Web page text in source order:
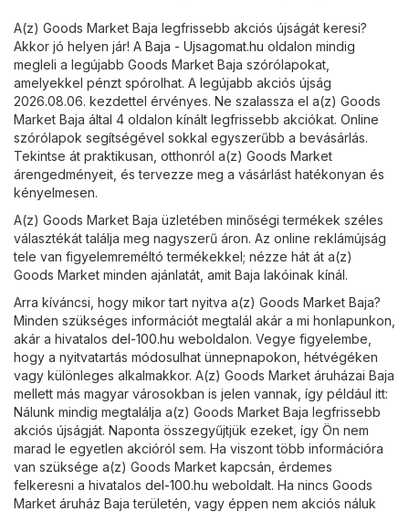
A(z) Goods Market Baja legfrissebb akciós újságát keresi?
Akkor jó helyen jár! A Baja - Ujsagomat.hu oldalon mindig
megleli a legújabb Goods Market Baja szórólapokat,
amelyekkel pénzt spórolhat. A legújabb akciós újság
2026.08.06. kezdettel érvényes. Ne szalassza el a(z) Goods
Market Baja által 4 oldalon kínált legfrissebb akciókat. Online
szórólapok segítségével sokkal egyszerűbb a bevásárlás.
Tekintse át praktikusan, otthonról a(z) Goods Market
árengedményeit, és tervezze meg a vásárlást hatékonyan és
kényelmesen.
A(z) Goods Market Baja üzletében minőségi termékek széles
választékát találja meg nagyszerű áron. Az online reklámújság
tele van figyelemreméltó termékekkel; nézze hát át a(z)
Goods Market minden ajánlatát, amit Baja lakóinak kínál.
Arra kíváncsi, hogy mikor tart nyitva a(z) Goods Market Baja?
Minden szükséges információt megtalál akár a mi honlapunkon,
akár a hivatalos del-100.hu weboldalon. Vegye figyelembe,
hogy a nyitvatartás módosulhat ünnepnapokon, hétvégéken
vagy különleges alkalmakkor. A(z) Goods Market áruházai Baja
mellett más magyar városokban is jelen vannak, így például itt:
Nálunk mindig megtalálja a(z) Goods Market Baja legfrissebb
akciós újságját. Naponta összegyűjtjük ezeket, így Ön nem
marad le egyetlen akcióról sem. Ha viszont több információra
van szüksége a(z) Goods Market kapcsán, érdemes
felkeresni a hivatalos del-100.hu weboldalt. Ha nincs Goods
Market áruház Baja területén, vagy éppen nem akciós náluk